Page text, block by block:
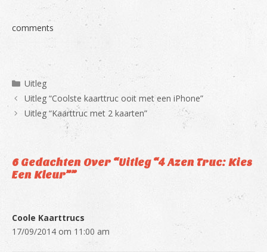
comments
Categorieën
Uitleg
Uitleg “Coolste kaarttruc ooit met een iPhone”
Uitleg “Kaarttruc met 2 kaarten”
6 Gedachten Over “Uitleg “4 Azen Truc: Kies
Een Kleur””
Coole Kaarttrucs
17/09/2014 om 11:00 am